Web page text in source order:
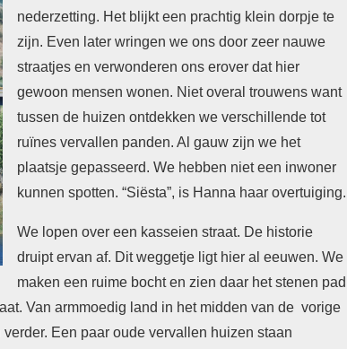
nederzetting. Het blijkt een prachtig klein dorpje te
zijn. Even later wringen we ons door zeer nauwe
straatjes en verwonderen ons erover dat hier
gewoon mensen wonen. Niet overal trouwens want
tussen de huizen ontdekken we verschillende tot
ruïnes vervallen panden. Al gauw zijn we het
plaatsje gepasseerd. We hebben niet een inwoner
kunnen spotten. “Siësta”, is Hanna haar overtuiging.
We lopen over een kasseien straat. De historie
druipt ervan af. Dit weggetje ligt hier al eeuwen. We
maken een ruime bocht en zien daar het stenen pad
Van armmoedig land in het midden van de vorige
Een paar oude vervallen huizen staan